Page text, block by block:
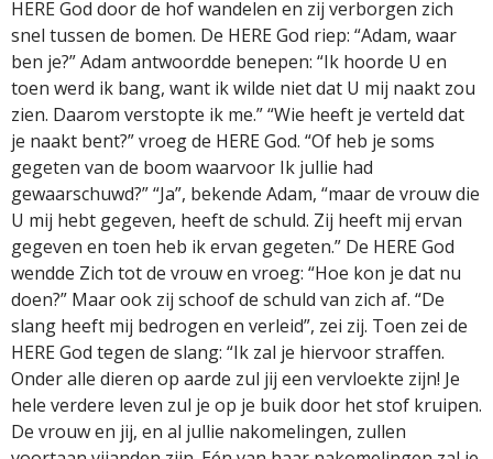
HERE God door de hof wandelen en zij verborgen zich
snel tussen de bomen. De HERE God riep: “Adam, waar
ben je?” Adam antwoordde benepen: “Ik hoorde U en
toen werd ik bang, want ik wilde niet dat U mij naakt zou
zien. Daarom verstopte ik me.” “Wie heeft je verteld dat
je naakt bent?” vroeg de HERE God. “Of heb je soms
gegeten van de boom waarvoor Ik jullie had
gewaarschuwd?” “Ja”, bekende Adam, “maar de vrouw die
U mij hebt gegeven, heeft de schuld. Zij heeft mij ervan
gegeven en toen heb ik ervan gegeten.” De HERE God
wendde Zich tot de vrouw en vroeg: “Hoe kon je dat nu
doen?” Maar ook zij schoof de schuld van zich af. “De
slang heeft mij bedrogen en verleid”, zei zij. Toen zei de
HERE God tegen de slang: “Ik zal je hiervoor straffen.
Onder alle dieren op aarde zul jij een vervloekte zijn! Je
hele verdere leven zul je op je buik door het stof kruipen.
De vrouw en jij, en al jullie nakomelingen, zullen